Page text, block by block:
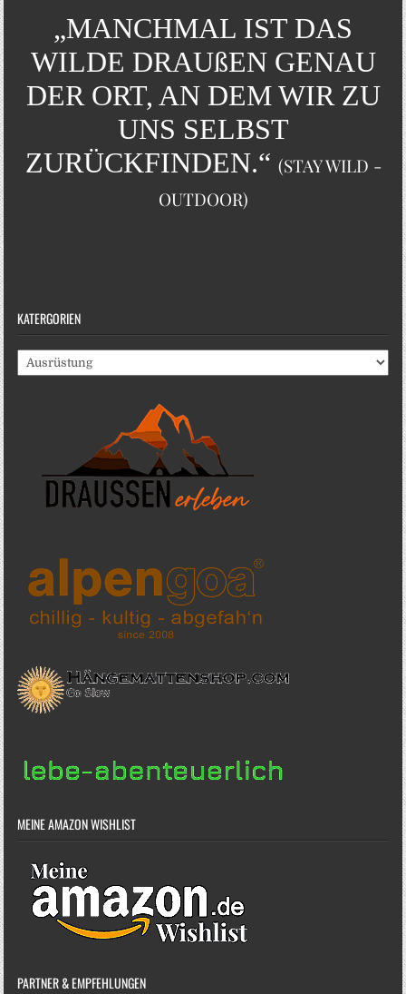
„MANCHMAL IST DAS
WILDE DRAUßEN GENAU
DER ORT, AN DEM WIR ZU
UNS SELBST
ZURÜCKFINDEN.“ (STAY WILD -
OUTDOOR)
KATERGORIEN
Katergorien
MEINE AMAZON WISHLIST
PARTNER & EMPFEHLUNGEN